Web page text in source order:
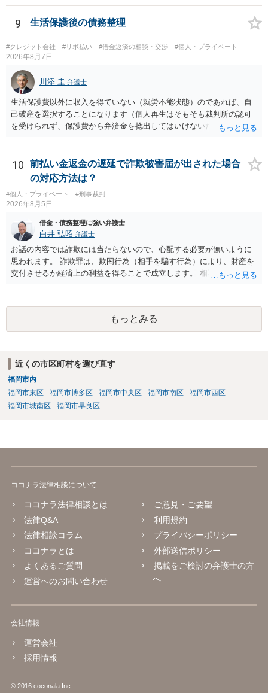
れることになるでしょう。 請求があるまでは、こちらからアクション
を起こす必要はないかと思います。
9 生活保護後の債務整理
#クレジット会社 #リボ払い #借金返済の相談・交渉 #個人・プライベート
2026年8月7日
川添 圭 弁護士
生活保護費以外に収入を得ていない（就労不能状態）のであれば、自
己破産を選択することになります（個人再生はそもそも裁判所の認可
を受けられず、保護費から弁済金を捻出してはいけないため任意整理
士費用は法テラスが負担し、裁判所の予納金等も法テラスが援助して
くれるため、弁護士へ自己破産を任せれば解決します。
10
前払い金返金の遅延で詐欺被害届が出された場合
の対応方法は？
#個人・プライベート #刑事裁判
2026年8月5日
借金・債務整理に強い弁護士
白井 弘昭 弁護士
お話の内容では詐欺には当たらないので、心配する必要が無いように
思われます。 詐欺罪は、欺罔行為（相手を騙す行為）により、財産を
交付させるか経済上の利益を得ることで成立します。 相談者さんは、
ので、詐欺罪の実行行為性が無く罪に問うことはできません。 おそら
く、相手が真実を話せば警察も取り合わないと思いますが、虚偽の内
容を述べた場合は、捜査はあるかもしれません。 ただし、捜査におい
て、真実を説明すれば、「ちゃんと返しなさいよ」程度の注意で済む
くのみでしょう。 以上、ご参考まで。
もっとみる
近くの市区町村を選び直す
福岡市内
福岡市東区
福岡市博多区 福岡市中央区 福岡市南区
福岡市西区
福岡市城南区
福岡市早良区
ココナラ法律相談について
ココナラ法律相談とは
法律Q&A
法律相談コラム
ココナラとは
よくあるご質問
運営へのお問い合わせ
ご意見・ご要望
利用規約
プライバシーポリシー
外部送信ポリシー
掲載をご検討の弁護士の方
へ
会社情報
運営会社
採用情報
© 2016 coconala Inc.